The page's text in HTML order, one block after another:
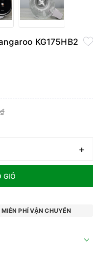
KG175HB2
+
GIỎ
MIỄN PHÍ VẬN CHUYỂN